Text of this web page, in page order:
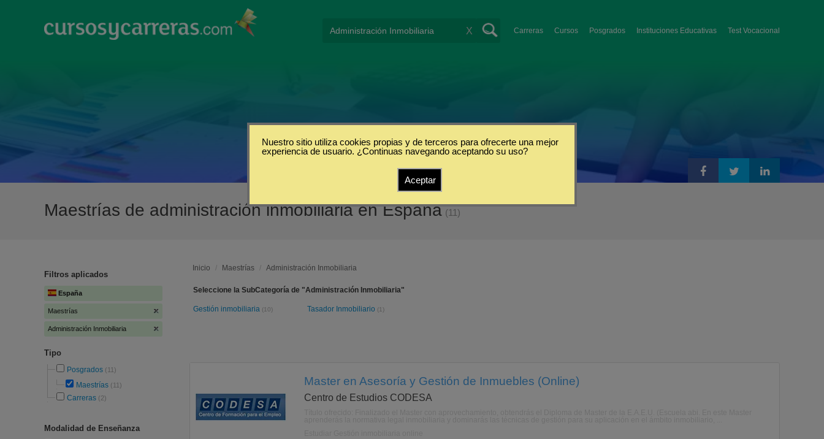
Carreras Cursos Posgrados Instituciones Educativas Test Vocacional
X
Maestrías de administración inmobiliaria en España (11)
Filtros aplicados
España
Maestrías
Administración Inmobiliaria
Tipo
Posgrados (11)
Maestrías (11)
Carreras (2)
Modalidad de Enseñanza
Inicio / Maestrías / Administración Inmobiliaria
Seleccione la SubCategoría de "Administración Inmobiliaria"
Gestión inmobiliaria (10) Tasador Inmobiliario (1)
Master en Asesoría y Gestión de Inmuebles (Online)
Centro de Estudios CODESA
Nuestro sitio utiliza cookies propias y de terceros para ofrecerte una mejor
experiencia de usuario. ¿Continuas navegando aceptando su uso?
Aceptar